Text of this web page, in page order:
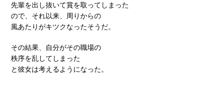
先輩を出し抜いて賞を取ってしまった
ので、それ以来、周りからの
風あたりがキツクなったそうだ。
その結果、自分がその職場の
秩序を乱してしまった
と彼女は考えるようになった。